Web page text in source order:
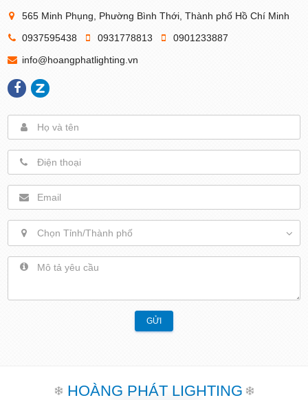
565 Minh Phụng, Phường Bình Thới, Thành phố Hồ Chí Minh
0937595438
0931778813
0901233887
info@hoangphatlighting.vn
Chọn Tỉnh/Thành phố
GỬI
HOÀNG PHÁT LIGHTING